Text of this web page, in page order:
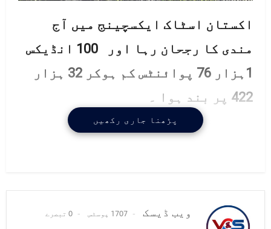
اکستان اسٹاک ایکسچینج میں آج
مندی کا رجحان رہا اور 100 انڈیکس
1ہزار 76 پوائنٹس کم ہوکر 32 ہزار
422 پر بند ہوا ۔
کاروباری ہفتے کے دوسرے روز
422 کی سطح پر بند ہوا ۔
پڑھنا جاری رکھیں
ویب ڈیسک 1707 پوسٹس 0 تبصرے